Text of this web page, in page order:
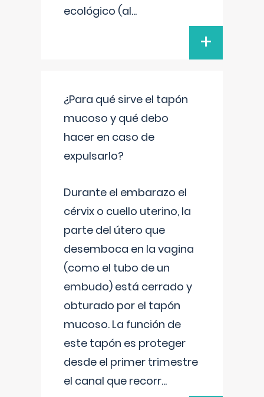
ecológico (al...
+
¿Para qué sirve el tapón
mucoso y qué debo
hacer en caso de
expulsarlo?
Durante el embarazo el
cérvix o cuello uterino, la
parte del útero que
desemboca en la vagina
(como el tubo de un
embudo) está cerrado y
obturado por el tapón
mucoso. La función de
este tapón es proteger
desde el primer trimestre
el canal que recorr...